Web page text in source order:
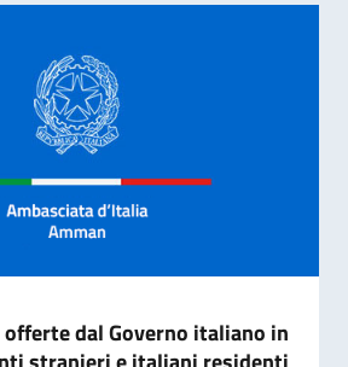
dal Governo italiano in